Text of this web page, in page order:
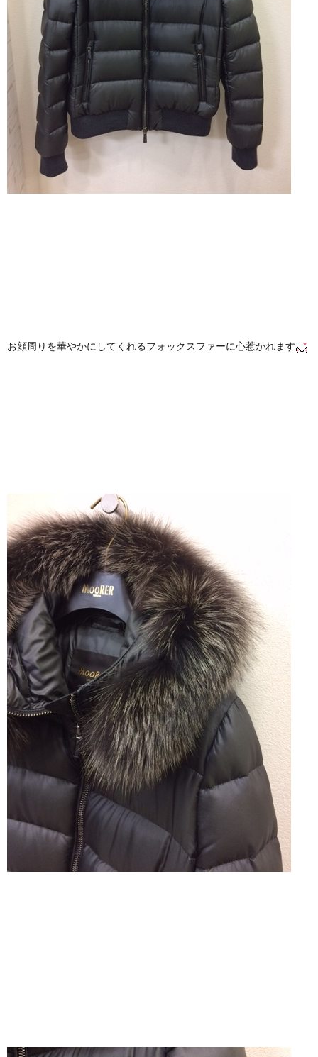
お顔周りを華やかにしてくれるフォックスファーに心惹かれます